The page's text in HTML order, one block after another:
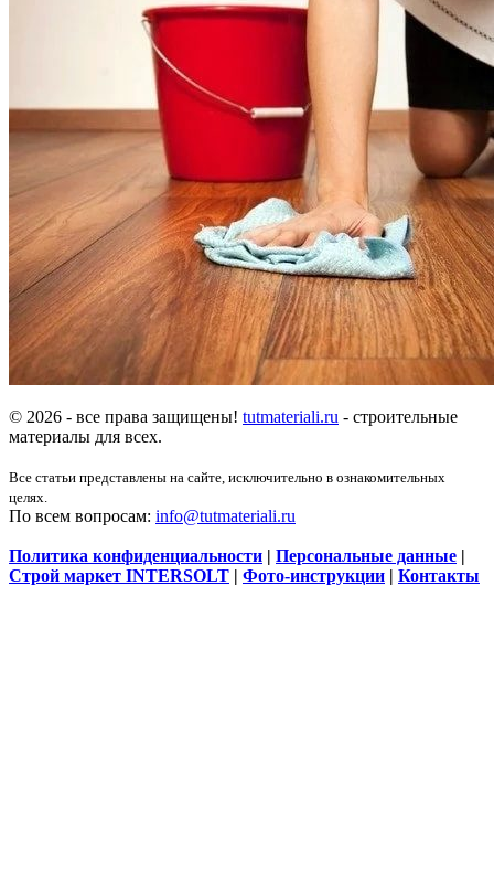
© 2026 - все права защищены! tutmateriali.ru - строительные
материалы для всех.
Все статьи представлены на сайте, исключительно в ознакомительных
целях.
По всем вопросам: info@tutmateriali.ru
Политика конфиденциальности | Персональные данные |
Строй маркет INTERSOLT | Фото-инструкции | Контакты